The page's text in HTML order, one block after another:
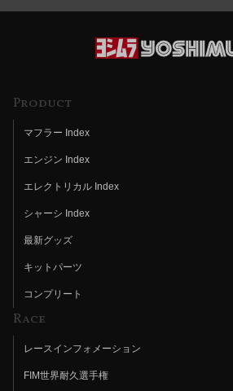
Product
マフラー Index
エンジン Index
エレクトリカル Index
シャーシ Index
最新グッズ
キットパーツ
コンプリート
Race
レースインフォメーション
FIM世界耐久選手権